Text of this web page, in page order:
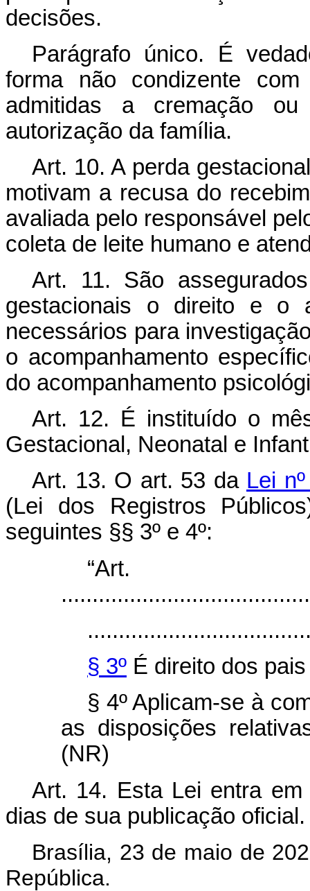
decisões.
Parágrafo único. É
forma não condizente
admitidas a cremação
autorização da família.
Art. 10. A perda
motivam a recusa do
avaliada pelo responsável
coleta de leite humano e
Art. 11. São
gestacionais o direito e o
necessários para
o acompanhamento
do acompanhamento
Art. 12. É instituído o
Gestacional, Neonatal e
Art. 13. O art. 53 da Lei
(Lei dos Registros
seguintes §§ 3º e 4º:
§ 3º É direito dos
§ 4º Aplicam-se à
as disposições
(NR)
Art. 14. Esta Lei entra
dias de sua publicação oficial .
Brasília, 23 de maio de
República.